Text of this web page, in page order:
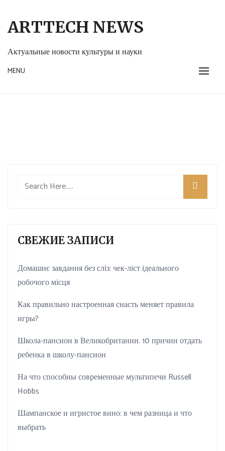
content
ARTTECH NEWS
Актуальные новости культуры и науки
MENU
СВЕЖИЕ ЗАПИСИ
Домашнє завдання без сліз: чек-ліст ідеального
робочого місця
Как правильно настроенная снасть меняет правила
игры?
Школа-пансион в Великобритании. 10 причин отдать
ребенка в школу-пансион
На что способны современные мультипечи Russell
Hobbs
Шампанское и игристое вино: в чем разница и что
выбрать